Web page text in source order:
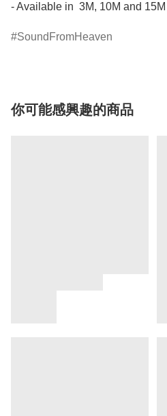
- Available in  3M, 10M and 15M
SoundFromHeaven
你可能感興趣的商品